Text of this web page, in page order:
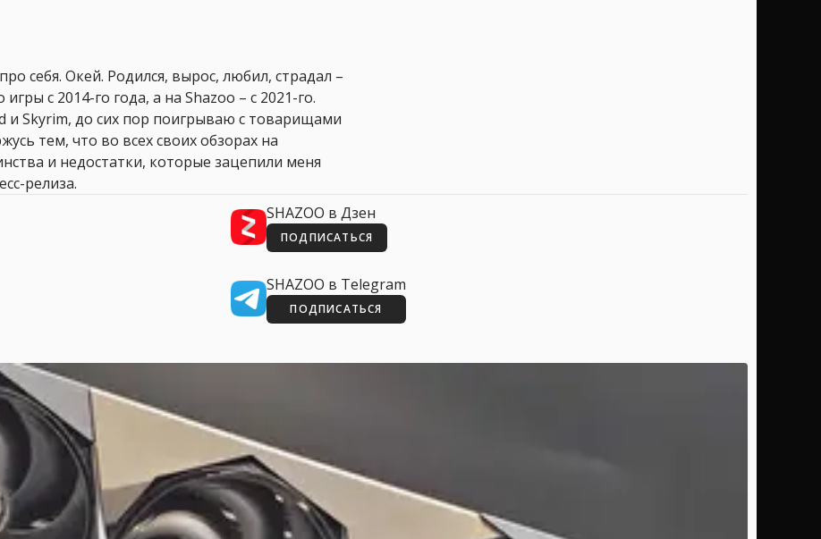
себя. Окей. Родился, вырос, любил, страдал –
с 2014-го года, а на Shazoo – с 2021-го.
Skyrim, до сих пор поигрываю с товарищами
тем, что во всех своих обзорах на
и недостатки, которые зацепили меня
релиза.
SHAZOO в Дзен
ПОДПИСАТЬСЯ
SHAZOO в Telegram
ПОДПИСАТЬСЯ